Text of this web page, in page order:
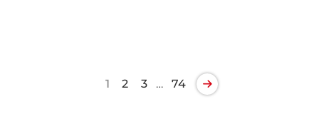
1 2 3 … 74